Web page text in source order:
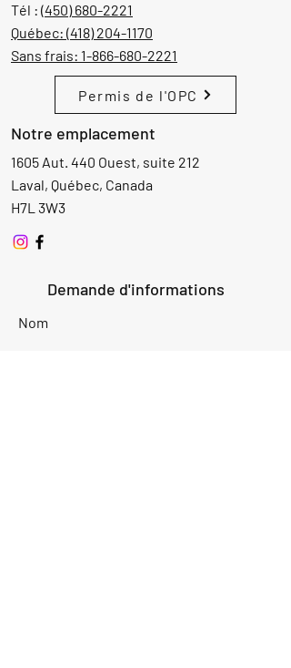
Tél : (450) 680-2221
Québec: (418) 204-1170
Sans frais: 1-866-680-2221
Permis de l'OPC
Notre emplacement
1605 Aut. 440 Ouest, suite 212
Laval, Québec, Canada
H7L 3W3
Demande d'informations
Nom